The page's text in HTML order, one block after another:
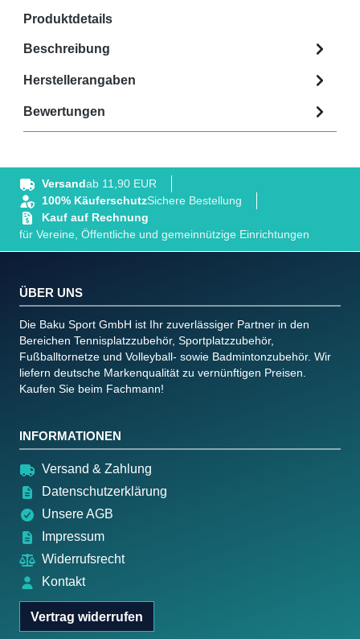
Produktdetails
Beschreibung
Herstellerangaben
Bewertungen
Versandab 11,90 EUR
100% KäuferschutzSichere Bestellung
Kauf auf Rechnung
für Vereine, Öffentliche und gemeinnützige Einrichtungen
ÜBER UNS
Die Baku Sport GmbH ist Ihr zuverlässiger Partner in den
Bereichen Tennisplatzzubehör, Sportplatzzubehör,
Fußballtornetze und Volleyball- sowie Badmintonzubehör. Wir
liefern deutsche Markenqualität zu vernünftigen Preisen.
Kaufen Sie beim Fachmann!
INFORMATIONEN
Versand & Zahlung
Datenschutzerklärung
Unsere AGB
Impressum
Widerrufsrecht
Kontakt
Vertrag widerrufen